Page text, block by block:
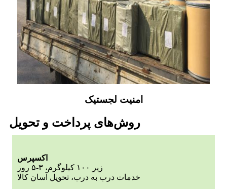
امنیت لجستیک
روش‌های پرداخت و تحویل
اکسپرس
زیر ۱۰۰ کیلوگرم، ۳-۵ روز
خدمات درب به درب، تحویل آسان کالا